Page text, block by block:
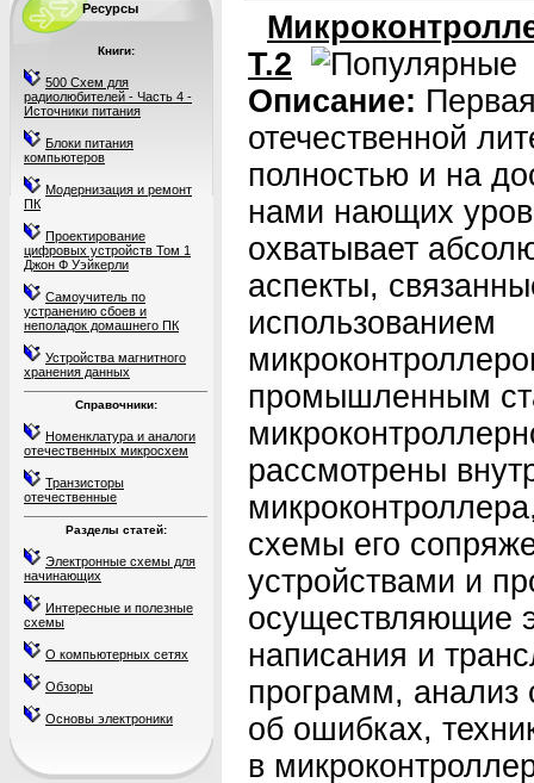
Ресурсы
Книги:
500 Схем для
радиолюбителей - Часть 4 -
Источники питания
Блоки питания
компьютеров
Модернизация и ремонт
ПК
Проектирование
цифровых устройств Том 1
Джон Ф Уэйкерли
Самоучитель по
устранению сбоев и
неполадок домашнего ПК
Устройства магнитного
хранения данных
Справочники:
Номенклатура и аналоги
отечественных микросхем
Транзисторы
отечественные
Разделы статей:
Электронные схемы для
начинающих
Интересные и полезные
схемы
О компьютерных сетях
Обзоры
Основы электроники
Т.2
Описание:
отечественной
полностью и на
нами нающих
охватывает
аспекты,
использованием
промышленным
рассмотрены
схемы его
устройствами и
осуществляющие
написания и
программ, анализ
об ошибках,
в